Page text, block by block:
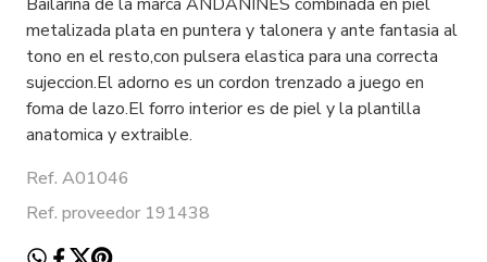
metalizada plata en puntera y talonera y ante fantasia al
tono en el resto,con pulsera elastica para una correcta
sujeccion.El adorno es un cordon trenzado a juego en
foma de lazo.El forro interior es de piel y la plantilla
anatomica y extraible.
Ref. A01046
Ref. proveedor 191438